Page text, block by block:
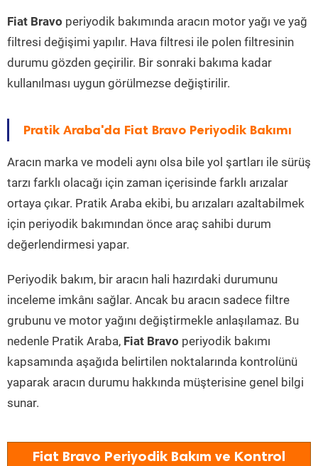
Fiat Bravo periyodik bakımında aracın motor yağı ve yağ
filtresi değişimi yapılır. Hava filtresi ile polen filtresinin
durumu gözden geçirilir. Bir sonraki bakıma kadar
kullanılması uygun görülmezse değiştirilir.
Pratik Araba'da Fiat Bravo Periyodik Bakımı
Aracın marka ve modeli aynı olsa bile yol şartları ile sürüş
tarzı farklı olacağı için zaman içerisinde farklı arızalar
ortaya çıkar. Pratik Araba ekibi, bu arızaları azaltabilmek
için periyodik bakımından önce araç sahibi durum
değerlendirmesi yapar.
Periyodik bakım, bir aracın hali hazırdaki durumunu
inceleme imkânı sağlar. Ancak bu aracın sadece filtre
grubunu ve motor yağını değiştirmekle anlaşılamaz. Bu
nedenle Pratik Araba, Fiat Bravo periyodik bakımı
kapsamında aşağıda belirtilen noktalarında kontrolünü
yaparak aracın durumu hakkında müşterisine genel bilgi
sunar.
Fiat Bravo Periyodik Bakım ve Kontrol